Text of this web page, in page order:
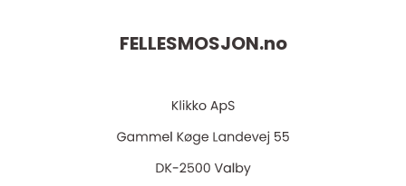
FELLESMOSJON.no